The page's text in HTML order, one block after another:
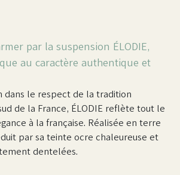
par la suspension ÉLODIE,
au caractère authentique et
dans le respect de la tradition
de la France, ÉLODIE reflète tout le
à la française. Réalisée en terre
par sa teinte ocre chaleureuse et
dentelées.